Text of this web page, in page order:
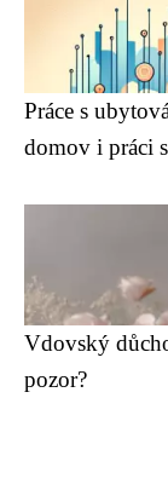
Práce s
domov i práci
Vdovský
pozor?